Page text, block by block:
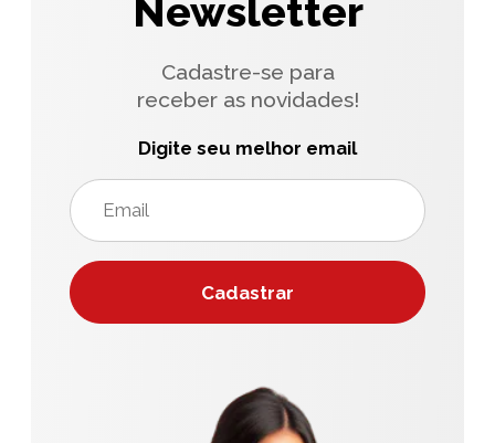
Newsletter
Cadastre-se para
receber as novidades!
Digite seu melhor email